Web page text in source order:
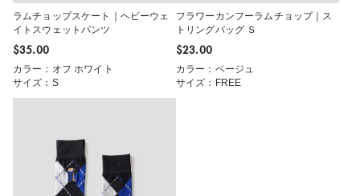
ラムチョップスケート｜ヘビーウェ
イトスウェットパンツ
$‌35.00
カラー：オフ ホワイト
サイズ：S
フラワーカンフーラムチョップ｜ス
トリングバッグ Ｓ
$‌23.00
カラー：ベージュ
サイズ：FREE